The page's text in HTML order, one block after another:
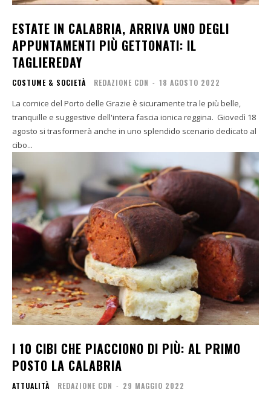
ESTATE IN CALABRIA, ARRIVA UNO DEGLI
APPUNTAMENTI PIÙ GETTONATI: IL
TAGLIEREDAY
COSTUME & SOCIETÀ REDAZIONE CDN - 18 AGOSTO 2022
La cornice del Porto delle Grazie è sicuramente tra le più belle,
tranquille e suggestive dell'intera fascia ionica reggina. Giovedì 18
agosto si trasformerà anche in uno splendido scenario dedicato al
cibo...
I 10 CIBI CHE PIACCIONO DI PIÙ: AL PRIMO
POSTO LA CALABRIA
ATTUALITÀ REDAZIONE CDN - 29 MAGGIO 2022